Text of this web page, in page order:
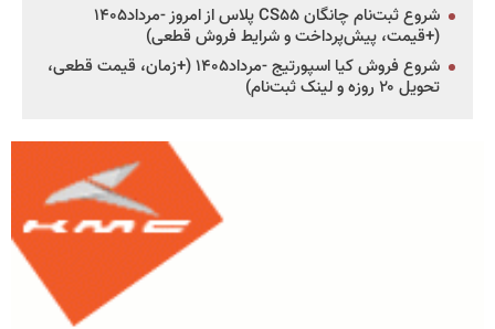
شروع ثبت‌نام چانگان CS۵۵ پلاس از امروز -مرداد۱۴۰۵
(+قیمت، پیش‌پرداخت و شرایط فروش قطعی)
شروع فروش کیا اسپورتیج -مرداد۱۴۰۵ (+زمان، قیمت قطعی،
تحویل ۲۰ روزه و لینک ثبت‌نام)